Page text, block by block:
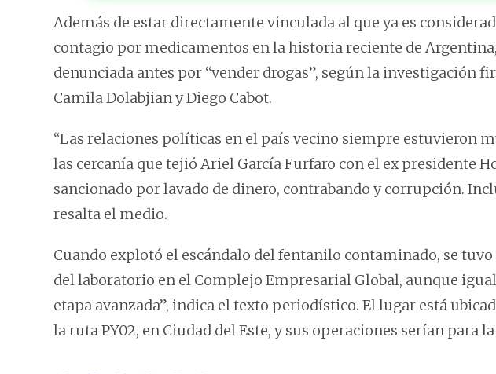
Además de estar directamente vinculada al que ya es
contagio por medicamentos en la historia reciente de
denunciada antes por “vender drogas”, según la investigación
Camila Dolabjian y Diego Cabot.
“Las relaciones políticas en el país vecino siempre estuvieron
las cercanía que tejió Ariel García Furfaro con el ex presidente
sancionado por lavado de dinero, contrabando y corrupción.
resalta el medio.
Cuando explotó el escándalo del fentanilo contaminado, se
del laboratorio en el Complejo Empresarial Global, aunque
etapa avanzada”, indica el texto periodístico. El lugar está
la ruta PY02, en Ciudad del Este, y sus operaciones serían para